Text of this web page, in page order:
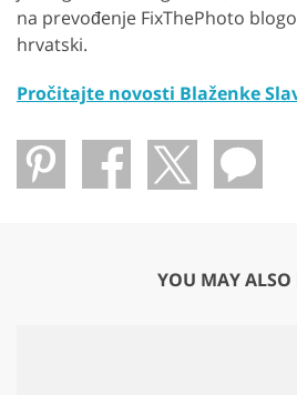
na prevođenje FixThePhoto
hrvatski.
Pročitajte novosti Blaženke
YOU MAY ALSO